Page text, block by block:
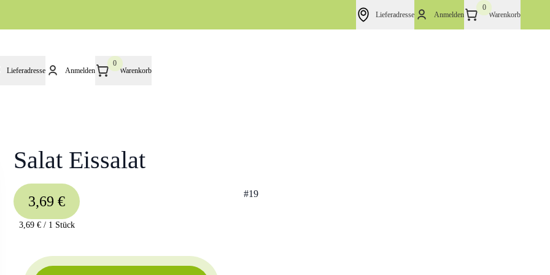
Lieferadresse Anmelden
0
Warenkorb
Lieferadresse Anmelden
0
Warenkorb
Salat Eissalat
#19
3,69 €
3,69 €/ 1 Stück